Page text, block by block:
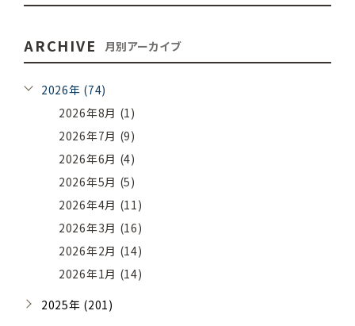
ARCHIVE 月別アーカイブ
2026年 (74)
2026年8月 (1)
2026年7月 (9)
2026年6月 (4)
2026年5月 (5)
2026年4月 (11)
2026年3月 (16)
2026年2月 (14)
2026年1月 (14)
2025年 (201)